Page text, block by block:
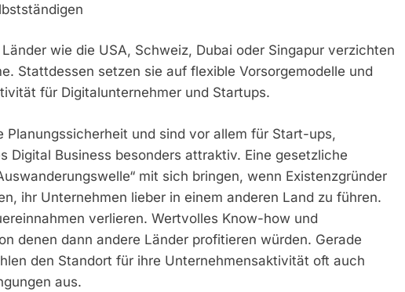
wie die USA, Schweiz, Dubai oder Singapur verzichten
Stattdessen setzen sie auf flexible Vorsorgemodelle und
für Digitalunternehmer und Startups.
Planungssicherheit und sind vor allem für Start-ups,
Digital Business besonders attraktiv. Eine gesetzliche
mit sich bringen, wenn Existenzgründer
ihr Unternehmen lieber in einem anderen Land zu führen.
verlieren. Wertvolles Know-how und
denen dann andere Länder profitieren würden. Gerade
den Standort für ihre Unternehmensaktivität oft auch
aus.